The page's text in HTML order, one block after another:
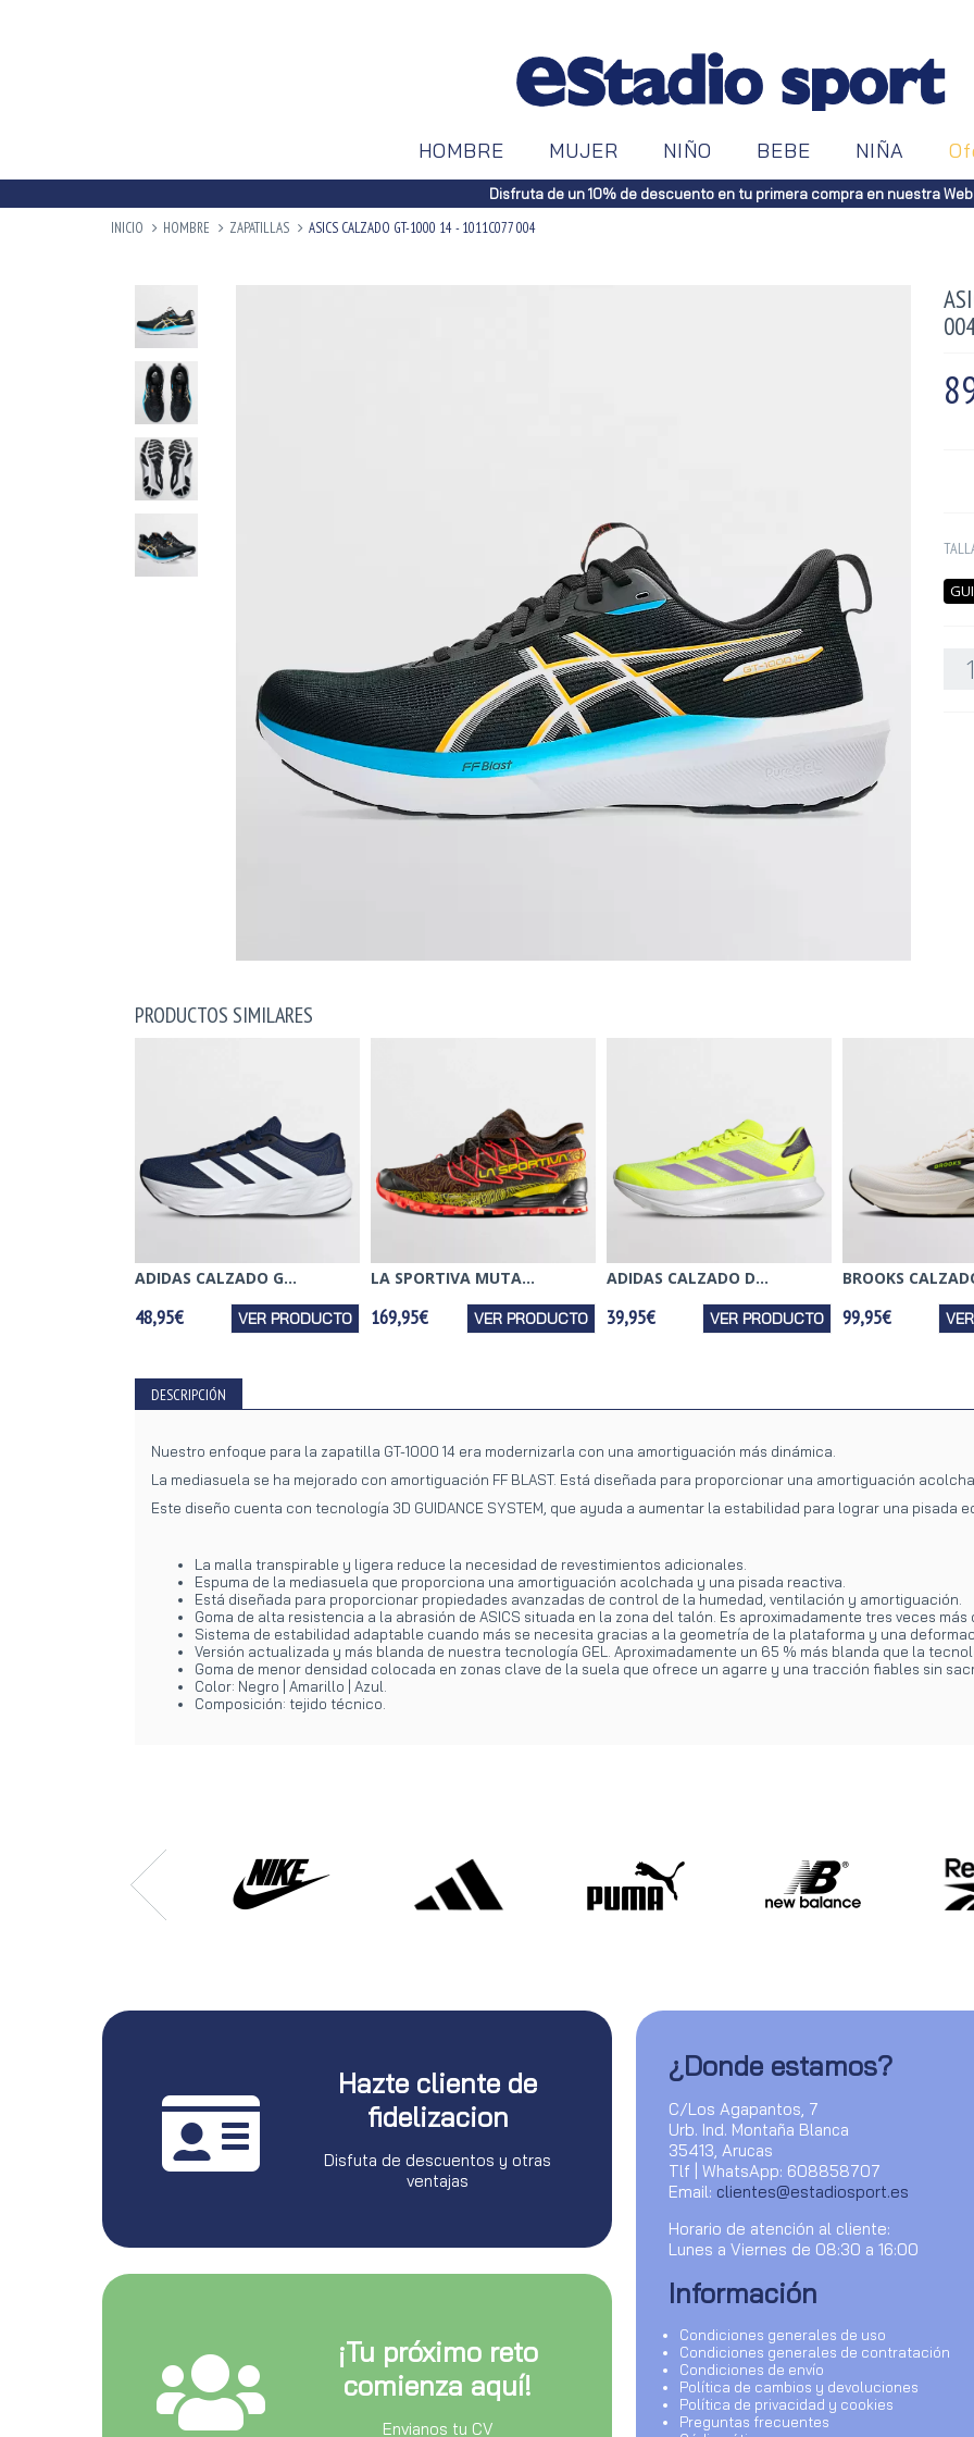
HOMBRE MUJER NIÑO BEBE NIÑA
Disfruta de un 10% de descuento en tu primera compra en nuestra Web
INICIO HOMBRE ZAPATILLAS ASICS CALZADO GT-1000 14 - 1011C077 004
PRODUCTOS SIMILARES
ADIDAS CALZADO G...
48,95€ VER PRODUCTO
LA SPORTIVA MUTA...
169,95€ VER PRODUCTO
ADIDAS CALZADO D...
39,95€ VER PRODUCTO
BROOKS
99,95€
DESCRIPCIÓN
Nuestro enfoque para la zapatilla GT-1000 14 era modernizarla con una amortiguación más dinámica.
La mediasuela se ha mejorado con amortiguación FF BLAST. Está diseñada para proporcionar una amortiguación
Este diseño cuenta con tecnología 3D GUIDANCE SYSTEM, que ayuda a aumentar la estabilidad para lograr una pisada
La malla transpirable y ligera reduce la necesidad de revestimientos adicionales.
Espuma de la mediasuela que proporciona una amortiguación acolchada y una pisada reactiva.
Está diseñada para proporcionar propiedades avanzadas de control de la humedad, ventilación y amortiguación.
Goma de alta resistencia a la abrasión de ASICS situada en la zona del talón. Es aproximadamente tres veces
Sistema de estabilidad adaptable cuando más se necesita gracias a la geometría de la plataforma y una
Versión actualizada y más blanda de nuestra tecnología GEL. Aproximadamente un 65 % más blanda que la
Goma de menor densidad colocada en zonas clave de la suela que ofrece un agarre y una tracción fiables sin
Color: Negro | Amarillo | Azul.
Composición: tejido técnico.
Hazte cliente de
fidelizacion
Disfuta de descuentos y otras
ventajas
¡Tu próximo reto
comienza aquí!
Envianos tu CV
¿Donde estamos?
C/Los Agapantos, 7
Urb. Ind. Montaña Blanca
35413, Arucas
Tlf | WhatsApp: 608858707
Email: clientes@estadiosport.es
Horario de atención al cliente:
Lunes a Viernes de 08:30 a 16:00
Información
Condiciones generales de uso
Condiciones generales de contratación
Condiciones de envío
Política de cambios y devoluciones
Política de privacidad y cookies
Preguntas frecuentes